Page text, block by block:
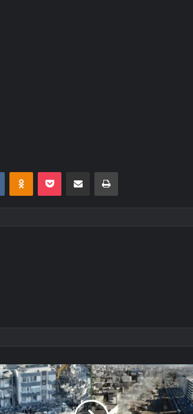
VKontakteOdnoklassniki
Pocket E-Posta ile paylaş Yazdır